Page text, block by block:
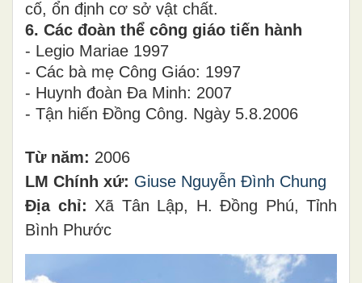
cố, ổn định cơ sở vật chất.
6. Các đoàn thể công giáo tiến hành
- Legio Mariae 1997
- Các bà mẹ Công Giáo: 1997
- Huynh đoàn Đa Minh: 2007
- Tận hiến Đồng Công. Ngày 5.8.2006
Từ năm: 2006
LM Chính xứ: Giuse Nguyễn Đình Chung
Địa chỉ: Xã Tân Lập, H. Đồng Phú, Tỉnh
Bình Phước